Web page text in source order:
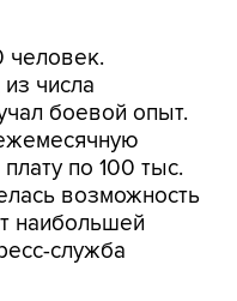
человек.
числа
боевой опыт.
по 100 тыс.
возможность
наибольшей
служба